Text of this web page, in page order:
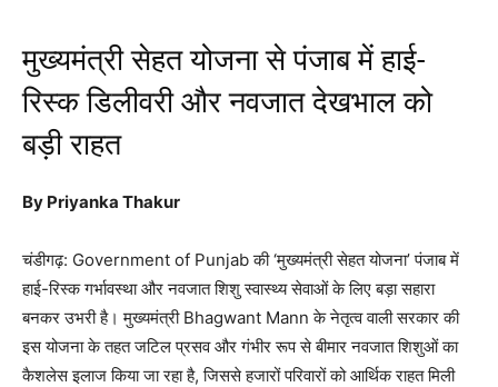
मुख्यमंत्री सेहत योजना से पंजाब में हाई-
रिस्क डिलीवरी और नवजात देखभाल को
बड़ी राहत
By Priyanka Thakur
चंडीगढ़: Government of Punjabकी ‘मुख्यमंत्री सेहत योजना’ पंजाब में
हाई-रिस्क गर्भावस्था और नवजात शिशु स्वास्थ्य सेवाओं के लिए बड़ा सहारा
बनकर उभरी है। मुख्यमंत्री Bhagwant Mann के नेतृत्व वाली सरकार की
इस योजना के तहत जटिल प्रसव और गंभीर रूप से बीमार नवजात शिशुओं का
कैशलेस इलाज किया जा रहा है, जिससे हजारों परिवारों को आर्थिक राहत मिली